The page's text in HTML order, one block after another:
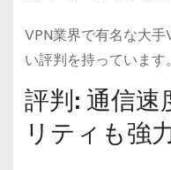
VPN業界で有名な大
い評判を持っています。
評判: 通信速
リティも強